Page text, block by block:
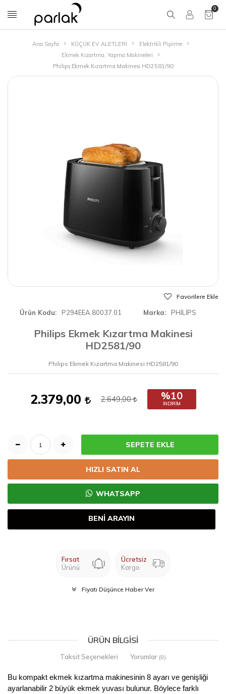
0
Ana Sayfa KÜÇÜK EV ALETLERİ
Elektrikli Pişirme
Ekmek Kızartma, Yapma Makineleri
Philips Ekmek Kızartma Makinesi HD2581/90
Favorilere Ekle
Ürün Kodu P294EEA.80037.01 Marka PHİLİPS
Philips Ekmek Kızartma Makinesi
HD2581/90
Philips Ekmek Kızartma Makinesi HD2581/90
2.379,00 2.649,00 %10
İNDIRIM
SEPETE EKLE
HIZLI SATIN AL
WHATSAPP
BENİ ARAYIN
Fırsat
Ürünü
Ücretsiz
Kargo
Fiyatı Düşünce Haber Ver
ÜRÜN BILGISI
Taksit Seçenekleri Yorumlar (0)
Bu kompakt ekmek kızartma makinesinin 8 ayarı ve genişliği
ayarlanabilir 2 büyük ekmek yuvası bulunur. Böylece farklı